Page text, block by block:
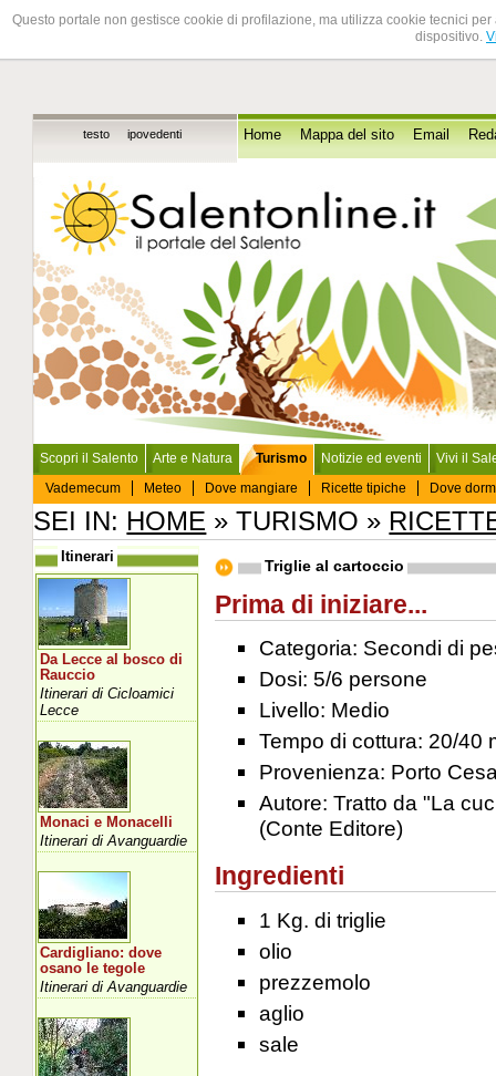
Questo portale non gestisce cookie di profilazione, ma utilizza cookie tecnici
dispositivo.
testo ipovedenti Home Mappa del sito Email
Scopri il Salento Arte e Natura
Turismo
Vademecum
Meteo Dove mangiare Ricette tipiche Dove
Notizie ed eventi Vivi il
SEI IN: HOME » TURISMO »
Triglie al cartoccio
Prima di iniziare...
Categoria: Secondi di
Dosi: 5/6 persone
Livello: Medio
Tempo di cottura: 20/40
Provenienza: Porto
Autore: Tratto da "La
(Conte Editore)
Ingredienti
1 Kg. di triglie
olio
prezzemolo
aglio
sale
Itinerari
Da Lecce al bosco di
Rauccio
Itinerari di Cicloamici
Lecce
Monaci e Monacelli
Itinerari di Avanguardie
Cardigliano: dove
osano le tegole
Itinerari di Avanguardie